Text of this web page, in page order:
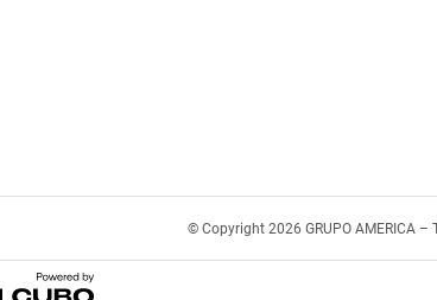
© Copyright 2026 GRUPO AMERICA –